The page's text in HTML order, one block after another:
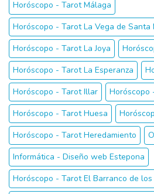
Horóscopo - Tarot Málaga
Horóscopo - Tarot La Vega de Santa
Horóscopo - Tarot La Joya
Horóscopo - Tarot La Esperanza
Horóscopo - Tarot Illar
Horóscopo
Horóscopo - Tarot Huesa
Horóscopo - Tarot Heredamiento
Informática - Diseño web Estepona
Horóscopo - Tarot El Barranco de los